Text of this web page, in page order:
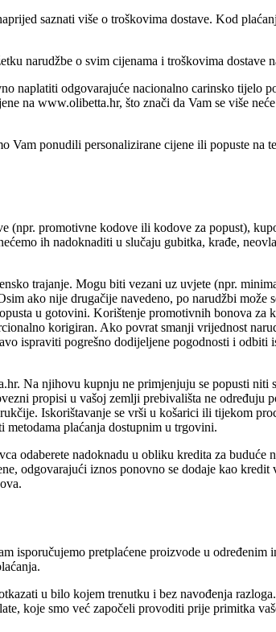
saznati više o troškovima dostave. Kod
narudžbe o svim cijenama i troškovima dostave
naplatiti odgovarajuće nacionalno carinsko tijelo
na www.olibetta.hr, što znači da Vam se više
ponudili personalizirane cijene ili popuste na
promotivne kodove ili kodove za popust),
ih nadoknaditi u slučaju gubitka, krađe,
trajanje. Mogu biti vezani uz uvjete (npr.
ako nije drugačije navedeno, po narudžbi
u gotovini. Korištenje promotivnih bonova
korigiran. Ako povrat smanji vrijednost
ispraviti pogrešno dodijeljene pogodnosti i
Na njihovu kupnju ne primjenjuju se popusti niti
propisi u vašoj zemlji prebivališta ne određuju
Iskorištavanje se vrši u košarici ili tijekom
plaćanja dostupnim u trgovini.
odaberete nadoknadu u obliku kredita za
odgovarajući iznos ponovno se dodaje kao
isporučujemo pretplaćene proizvode u
u bilo kojem trenutku i bez navođenja
koje smo već započeli provoditi prije primitka